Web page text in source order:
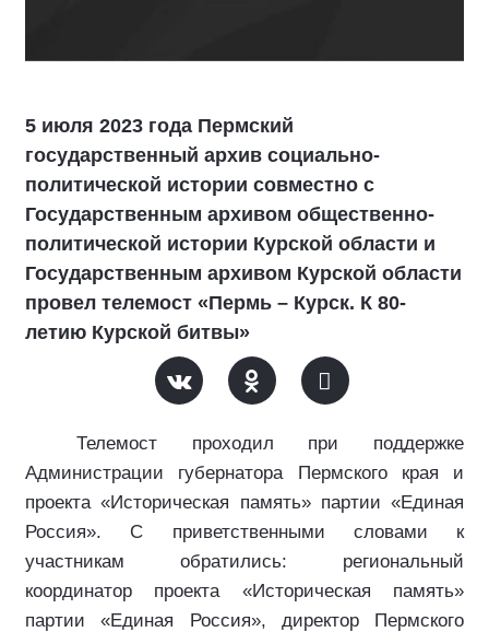
5 июля 2023 года Пермский
государственный архив социально-
политической истории совместно с
Государственным архивом общественно-
политической истории Курской области и
Государственным архивом Курской области
провел телемост «Пермь – Курск. К 80-
летию Курской битвы»
Телемост проходил при поддержке
Администрации губернатора Пермского края и
проекта «Историческая память» партии «Единая
Россия». С приветственными словами к
участникам обратились: региональный
координатор проекта «Историческая память»
партии «Единая Россия», директор Пермского